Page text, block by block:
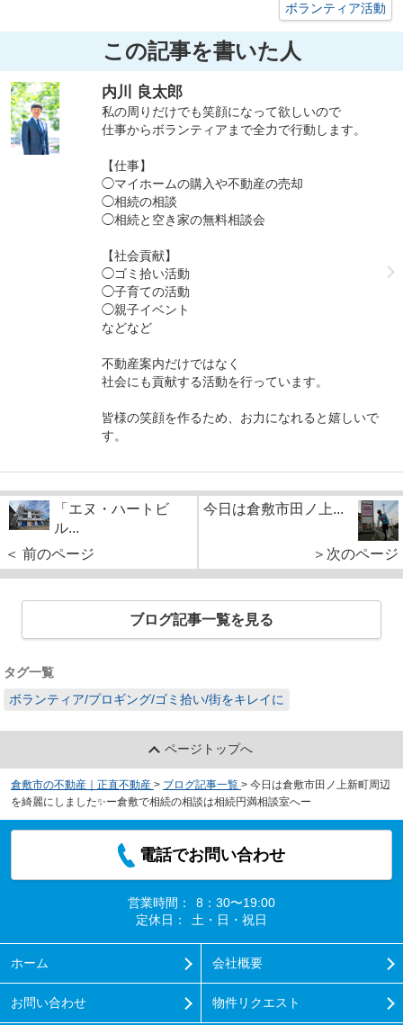
ボランティア活動
この記事を書いた人
内川 良太郎
私の周りだけでも笑顔になって欲しいので
仕事からボランティアまで全力で行動します。
【仕事】
◯マイホームの購入や不動産の売却
◯相続の相談
◯相続と空き家の無料相談会
【社会貢献】
◯ゴミ拾い活動
◯子育ての活動
◯親子イベント
などなど
不動産案内だけではなく
社会にも貢献する活動を行っています。
皆様の笑顔を作るため、お力になれると嬉しいで
す。
「エヌ・ハートビ
ル...
＜ 前のページ
今日は倉敷市田ノ上...
＞次のページ
ブログ記事一覧を見る
タグ一覧
ボランティア/プロギング/ゴミ拾い/街をキレイに
ページトップへ
倉敷市の不動産｜正直不動産 > ブログ記事一覧 > 今日は倉敷市田ノ上新町周辺
を綺麗にしました✨ー倉敷で相続の相談は相続円満相談室へー
電話でお問い合わせ
営業時間：
8：30〜19:00
定休日：
土・日・祝日
ホーム 会社概要
お問い合わせ 物件リクエスト